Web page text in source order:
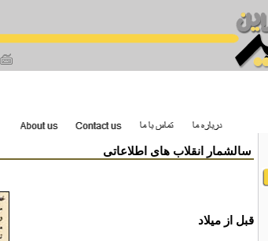
سالشمار انقلاب هاى اطلاعاتی
قبل از ميلاد